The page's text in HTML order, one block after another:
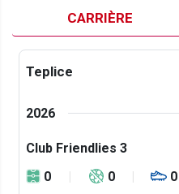
CARRIÈRE
Teplice
2026
Club Friendlies 3
0
0 0